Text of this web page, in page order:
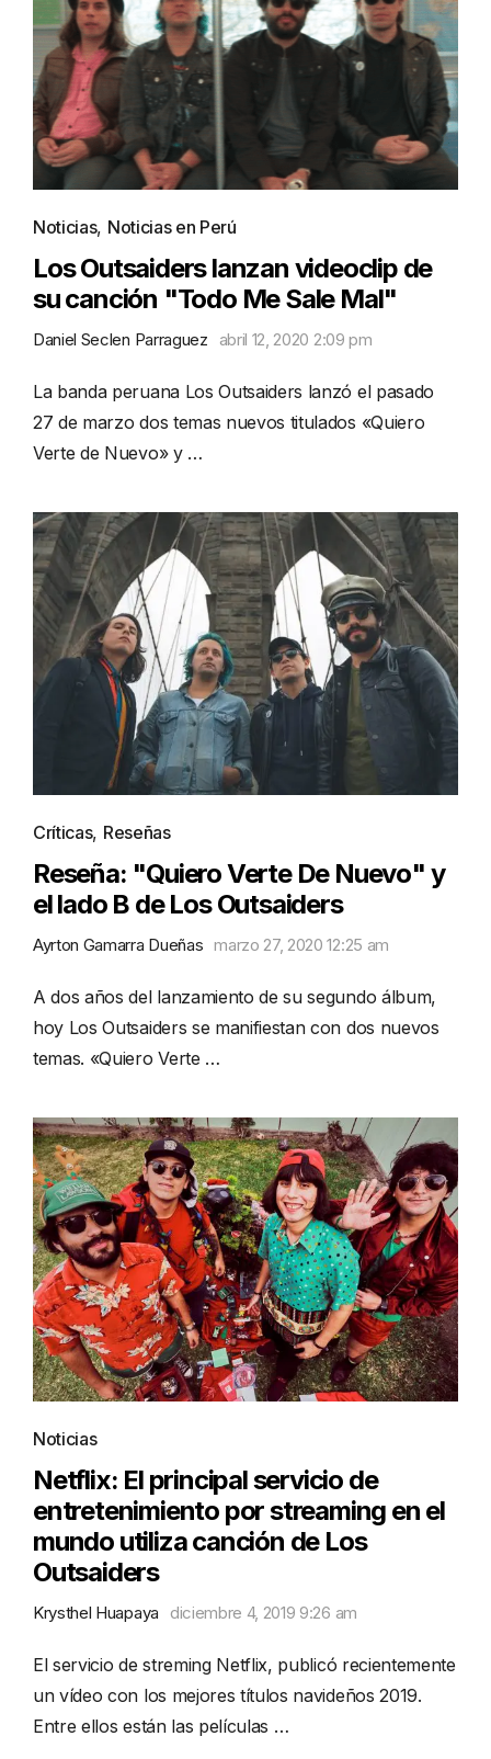
Noticias, Noticias en Perú
Los Outsaiders lanzan videoclip de
su canción "Todo Me Sale Mal"
Daniel Seclen Parraguez abril 12, 2020 2:09 pm
La banda peruana Los Outsaiders lanzó el pasado
27 de marzo dos temas nuevos titulados «Quiero
Verte de Nuevo» y …
Críticas, Reseñas
Reseña: "Quiero Verte De Nuevo" y
el lado B de Los Outsaiders
Ayrton Gamarra Dueñas marzo 27, 2020 12:25 am
A dos años del lanzamiento de su segundo álbum,
hoy Los Outsaiders se manifiestan con dos nuevos
temas. «Quiero Verte …
Noticias
Netflix: El principal servicio de
entretenimiento por streaming en el
mundo utiliza canción de Los
Outsaiders
Krysthel Huapaya diciembre 4, 2019 9:26 am
El servicio de streming Netflix, publicó recientemente
un vídeo con los mejores títulos navideños 2019.
Entre ellos están las películas …